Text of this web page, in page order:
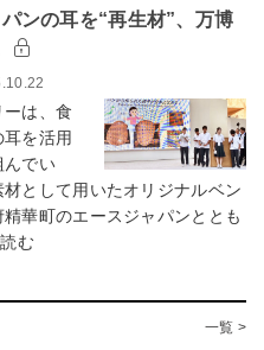
ンの耳を“再生材”、万博
は、食
を活用
んでい
として用いたオリジナルベン
華町のエースジャパンととも
む
一覧 >